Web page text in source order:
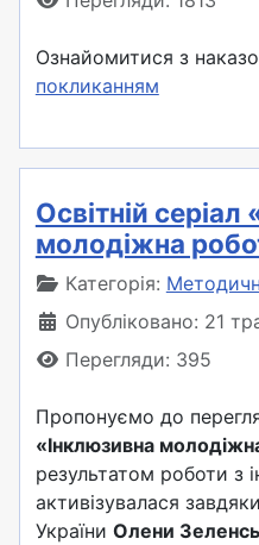
Ознайомитися з
покликанням
Освітній серіал
молодіжна
Категорія:
Опубліковано: 21
Перегляди: 395
Пропонуємо до
«Інклюзивна
результатом роботи з
активізувалася
України Олени